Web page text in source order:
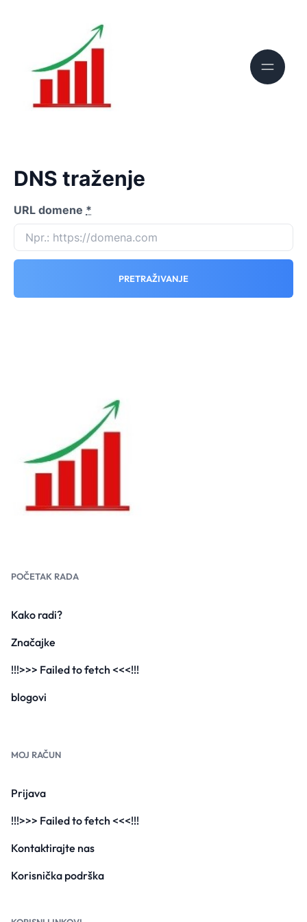
DNS traženje
URL domene *
PRETRAŽIVANJE
POČETAK RADA
Kako radi?
Značajke
!!!>>> Failed to fetch <<<!!!
blogovi
MOJ RAČUN
Prijava
!!!>>> Failed to fetch <<<!!!
Kontaktirajte nas
Korisnička podrška